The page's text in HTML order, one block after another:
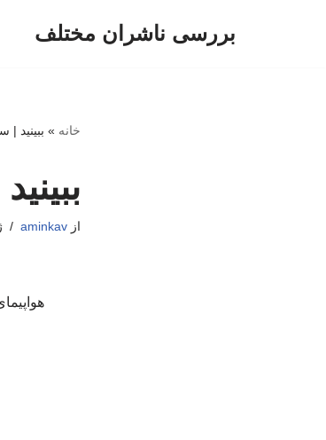
بررسی ناشران مختلف
خانه » ببینید |
ازaminkav